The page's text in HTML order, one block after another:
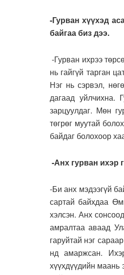
-Гурван хүүхэд
байгаа биз дээ.
-Гурван ихрээ
нь гайгүй тарган
Нэг нь сэрвэл,
дагаад уйлчихна.
зарцуулдаг. Мөн
төгрөг муутай
байдаг болохоор
-Анх гурван ихэр
-Би анх мэдээгүй
сартай байхдаа
хэлсэн. Анх
амралтаа аваад
гаруйтай нэг
нд амаржсан.
хүүхдүүдийн маань